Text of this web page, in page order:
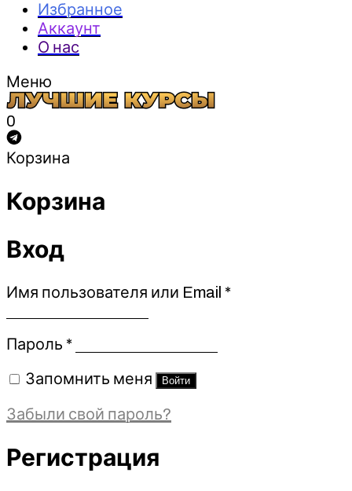
Избранное
Аккаунт
О нас
Меню
0
Корзина
Корзина
Вход
Имя пользователя или Email *Обязательно
Пароль *Обязательно
Запомнить меня Войти
Забыли свой пароль?
Регистрация